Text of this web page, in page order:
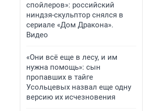
спойлеров»: российский
ниндзя-скульптор снялся в
сериале «Дом Дракона».
Видео
«Они всё еще в лесу, и им
нужна помощь»: сын
пропавших в тайге
Усольцевых назвал еще одну
версию их исчезновения